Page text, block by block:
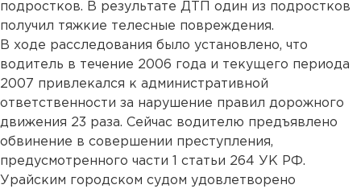
подростков. В результате ДТП один из подростков
получил тяжкие телесные повреждения.
В ходе расследования было установлено, что
водитель в течение 2006 года и текущего периода
2007 привлекался к административной
ответственности за нарушение правил дорожного
движения 23 раза. Сейчас водителю предъявлено
обвинение в совершении преступления,
предусмотренного части 1 статьи 264 УК РФ.
Урайским городском судом удовлетворено